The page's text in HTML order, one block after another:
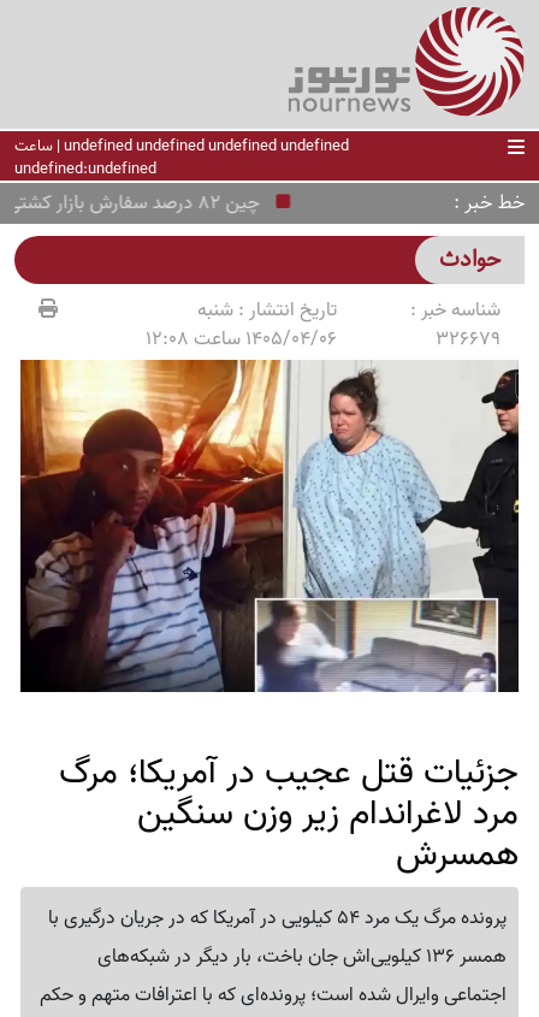
undefined undefined undefined undefined | ساعت
undefined:undefined
خط خبر چین 82 درصد سفارش بازار کشتی‌سازی جهان را گرفت
حوادث
شناسه خبر :
326679
تاریخ انتشار :شنبه
1405/04/06 ساعت 12:08
جزئیات قتل عجیب در آمریکا؛ مرگ
مرد لاغراندام زیر وزن سنگین
همسرش
پرونده مرگ یک مرد 54 کیلویی در آمریکا که در جریان درگیری با
همسر 136 کیلویی‌اش جان باخت، بار دیگر در شبکه‌های
اجتماعی وایرال شده است؛ پرونده‌ای که با اعترافات متهم و حکم